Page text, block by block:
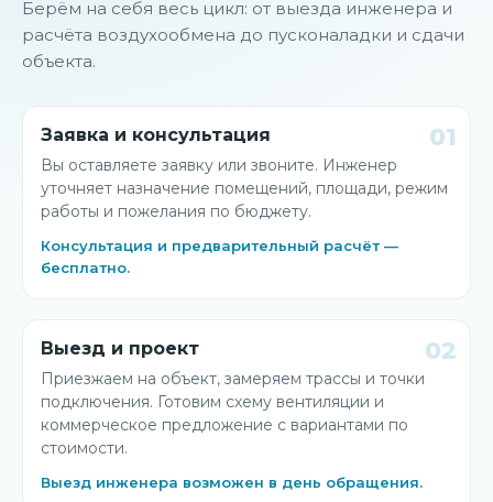
Берём на себя весь цикл: от выезда инженера и
расчёта воздухообмена до пусконаладки и сдачи
объекта.
01
Заявка и консультация
Вы оставляете заявку или звоните. Инженер
уточняет назначение помещений, площади, режим
работы и пожелания по бюджету.
Консультация и предварительный расчёт —
бесплатно.
02
Выезд и проект
Приезжаем на объект, замеряем трассы и точки
подключения. Готовим схему вентиляции и
коммерческое предложение с вариантами по
стоимости.
Выезд инженера возможен в день обращения.